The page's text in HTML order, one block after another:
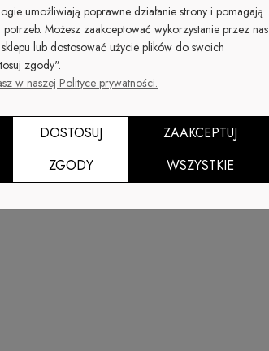
jakości pigmenty.
umożliwiają poprawne działanie strony i pomagają
Możesz zaakceptować wykorzystanie przez nas
lub dostosować użycie plików do swoich
zgody".
w naszej Polityce prywatności.
DOSTOSUJ
ZGODY
ZAAKCEPTUJ
WSZYSTKIE